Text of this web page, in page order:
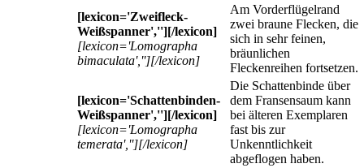
[lexicon='Zweifleck-
Weißspanner',''][/lexicon]
[lexicon='Lomographa
bimaculata',''][/lexicon]
Am Vorderflügelrand
zwei braune Flecken, die
sich in sehr feinen,
bräunlichen
Fleckenreihen fortsetzen.
[lexicon='Schattenbinden-
Weißspanner',''][/lexicon]
[lexicon='Lomographa
temerata',''][/lexicon]
Die Schattenbinde über
dem Fransensaum kann
bei älteren Exemplaren
fast bis zur
Unkenntlichkeit
abgeflogen haben.